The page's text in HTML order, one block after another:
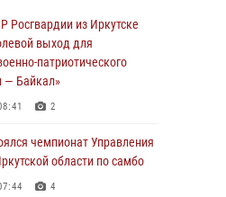
Росгвардии из Иркутске
выход для
патриотического
— Байкал»
2
чемпионат Управления
области по самбо
4